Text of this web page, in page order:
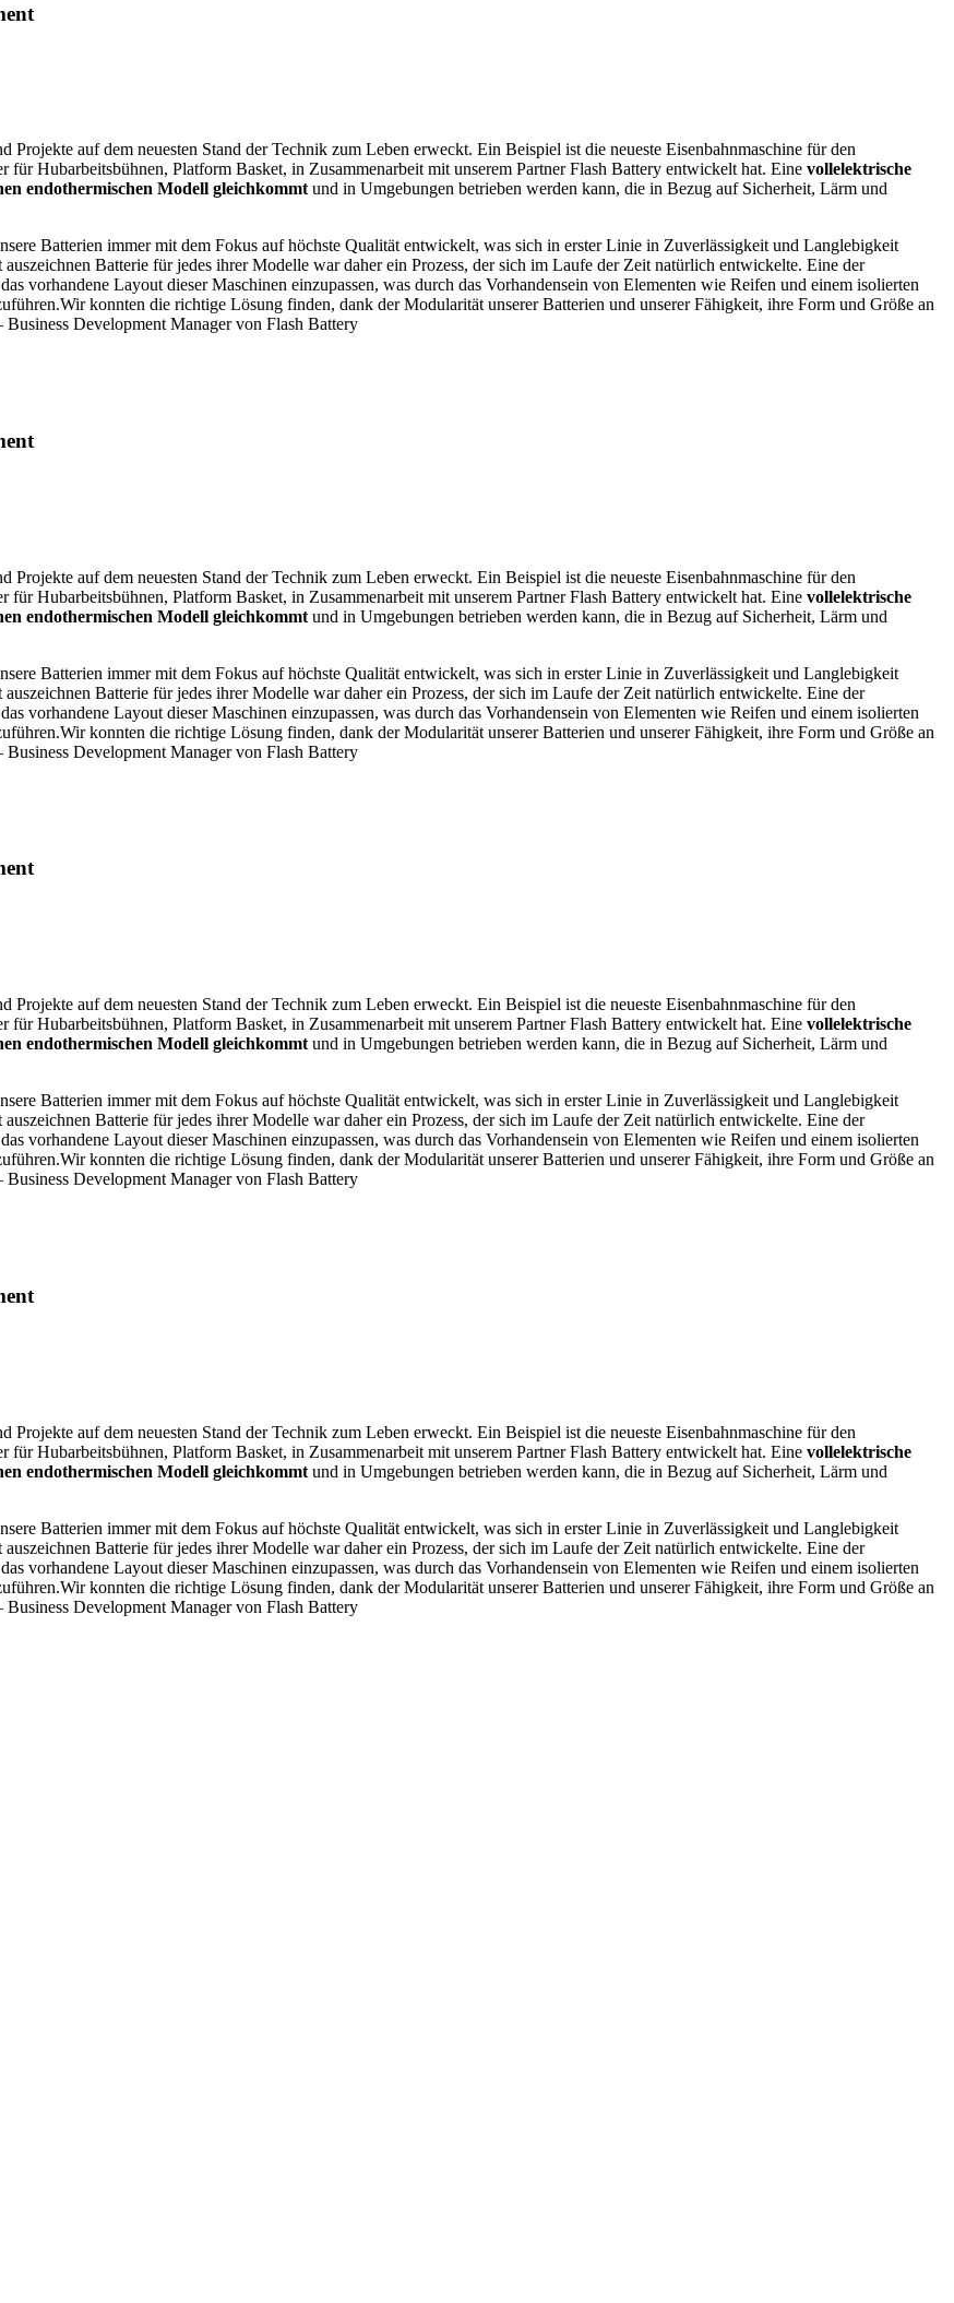
auf dem neuesten Stand der Technik zum Leben erweckt. Ein Beispiel ist die neueste Eisenbahnmaschine für den
für Hubarbeitsbühnen, Platform Basket, in Zusammenarbeit mit unserem Partner Flash Battery entwickelt hat. Eine vollelektrische
endothermischen Modell gleichkommt und in Umgebungen betrieben werden kann, die in Bezug auf Sicherheit, Lärm und
Batterien immer mit dem Fokus auf höchste Qualität entwickelt, was sich in erster Linie in Zuverlässigkeit und Langlebigkeit
Batterie für jedes ihrer Modelle war daher ein Prozess, der sich im Laufe der Zeit natürlich entwickelte. Eine der
vorhandene Layout dieser Maschinen einzupassen, was durch das Vorhandensein von Elementen wie Reifen und einem isolierten
konnten die richtige Lösung finden, dank der Modularität unserer Batterien und unserer Fähigkeit, ihre Form und Größe an
Business Development Manager von Flash Battery
auf dem neuesten Stand der Technik zum Leben erweckt. Ein Beispiel ist die neueste Eisenbahnmaschine für den
für Hubarbeitsbühnen, Platform Basket, in Zusammenarbeit mit unserem Partner Flash Battery entwickelt hat. Eine vollelektrische
endothermischen Modell gleichkommt und in Umgebungen betrieben werden kann, die in Bezug auf Sicherheit, Lärm und
Batterien immer mit dem Fokus auf höchste Qualität entwickelt, was sich in erster Linie in Zuverlässigkeit und Langlebigkeit
Batterie für jedes ihrer Modelle war daher ein Prozess, der sich im Laufe der Zeit natürlich entwickelte. Eine der
vorhandene Layout dieser Maschinen einzupassen, was durch das Vorhandensein von Elementen wie Reifen und einem isolierten
konnten die richtige Lösung finden, dank der Modularität unserer Batterien und unserer Fähigkeit, ihre Form und Größe an
Business Development Manager von Flash Battery
auf dem neuesten Stand der Technik zum Leben erweckt. Ein Beispiel ist die neueste Eisenbahnmaschine für den
für Hubarbeitsbühnen, Platform Basket, in Zusammenarbeit mit unserem Partner Flash Battery entwickelt hat. Eine vollelektrische
endothermischen Modell gleichkommt und in Umgebungen betrieben werden kann, die in Bezug auf Sicherheit, Lärm und
Batterien immer mit dem Fokus auf höchste Qualität entwickelt, was sich in erster Linie in Zuverlässigkeit und Langlebigkeit
Batterie für jedes ihrer Modelle war daher ein Prozess, der sich im Laufe der Zeit natürlich entwickelte. Eine der
vorhandene Layout dieser Maschinen einzupassen, was durch das Vorhandensein von Elementen wie Reifen und einem isolierten
konnten die richtige Lösung finden, dank der Modularität unserer Batterien und unserer Fähigkeit, ihre Form und Größe an
Business Development Manager von Flash Battery
auf dem neuesten Stand der Technik zum Leben erweckt. Ein Beispiel ist die neueste Eisenbahnmaschine für den
für Hubarbeitsbühnen, Platform Basket, in Zusammenarbeit mit unserem Partner Flash Battery entwickelt hat. Eine vollelektrische
endothermischen Modell gleichkommt und in Umgebungen betrieben werden kann, die in Bezug auf Sicherheit, Lärm und
Batterien immer mit dem Fokus auf höchste Qualität entwickelt, was sich in erster Linie in Zuverlässigkeit und Langlebigkeit
Batterie für jedes ihrer Modelle war daher ein Prozess, der sich im Laufe der Zeit natürlich entwickelte. Eine der
vorhandene Layout dieser Maschinen einzupassen, was durch das Vorhandensein von Elementen wie Reifen und einem isolierten
konnten die richtige Lösung finden, dank der Modularität unserer Batterien und unserer Fähigkeit, ihre Form und Größe an
Business Development Manager von Flash Battery